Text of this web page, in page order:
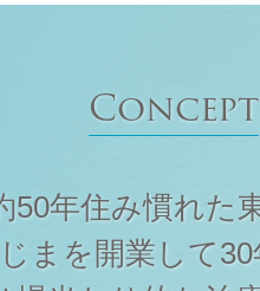
Concept
50年住み慣れた
まを開業して